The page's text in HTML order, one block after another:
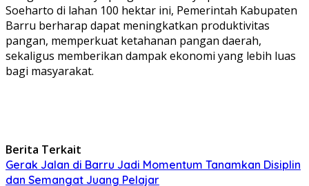
Soeharto di lahan 100 hektar ini, Pemerintah Kabupaten
Barru berharap dapat meningkatkan produktivitas
pangan, memperkuat ketahanan pangan daerah,
sekaligus memberikan dampak ekonomi yang lebih luas
bagi masyarakat.
Berita Terkait
Gerak Jalan di Barru Jadi Momentum Tanamkan Disiplin
dan Semangat Juang Pelajar